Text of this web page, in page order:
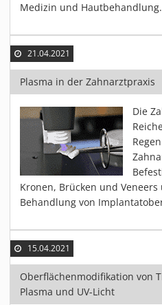
Medizin und Hautbehandlung.
21.04.2021
Plasma in der Zahnarztpraxis
Die
Kronen, Brücken und
Behandlung von
15.04.2021
Oberflächenmodifikation von
Plasma und UV-Licht